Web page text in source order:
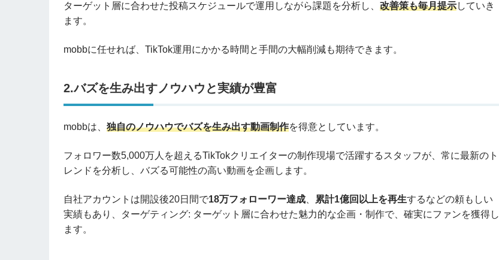
ターゲット層に合わせた投稿スケジュールで運用しながら課題を分析し、 改善策も毎月提示していき
ます。
mobbに任せれば、TikTok運用にかかる時間と手間の大幅削減も期待できます。
2.バズを生み出すノウハウと実績が豊富
mobbは、 独自のノウハウでバズを生み出す動画制作を得意としています。
フォロワー数5,000万人を超えるTikTokクリエイターの制作現場で活躍するスタッフが、常に最新のト
レンドを分析し、バズる可能性の高い動画を企画します。
自社アカウントは開設後20日間で18万フォローワー達成 累計1億回以上を再生するなどの頼もしい
実績もあり、ターゲティング: ターゲット層に合わせた魅力的な企画・制作で、確実にファンを獲得し
ます。